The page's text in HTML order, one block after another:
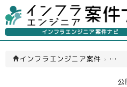
インフラエンジニア案件ナビ
インフラエンジニア案件 › ネッ
公